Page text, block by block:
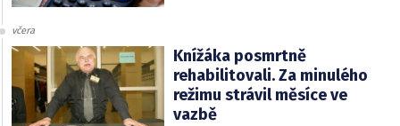
včera
Knížáka posmrtně
rehabilitovali. Za minulého
režimu strávil měsíce ve
vazbě